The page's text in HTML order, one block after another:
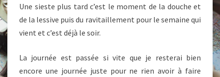
Une sieste plus tard c’est le moment de la douche et
de la lessive puis du ravitaillement pour le semaine qui
vient et c’est déjà le soir.
La journée est passée si vite que je resterai bien
encore une journée juste pour ne rien avoir à faire